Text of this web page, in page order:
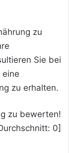
zu
Sie bei
eine
zu erhalten.
zu bewerten!
0]